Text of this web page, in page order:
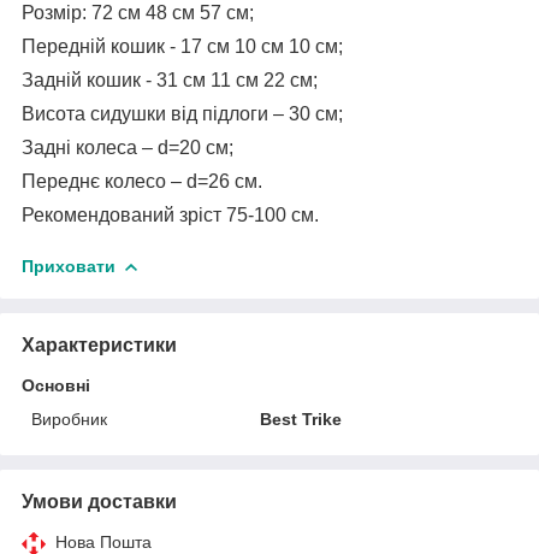
Розмір: 72 см 48 см 57 см;
Передній кошик - 17 см 10 см 10 см;
Задній кошик - 31 см 11 см 22 см;
Висота сидушки від підлоги – 30 см;
Задні колеса – d=20 см;
Переднє колесо – d=26 см.
Рекомендований зріст 75-100 см.
Приховати
Характеристики
Основні
Виробник
Best Trike
Умови доставки
Нова Пошта